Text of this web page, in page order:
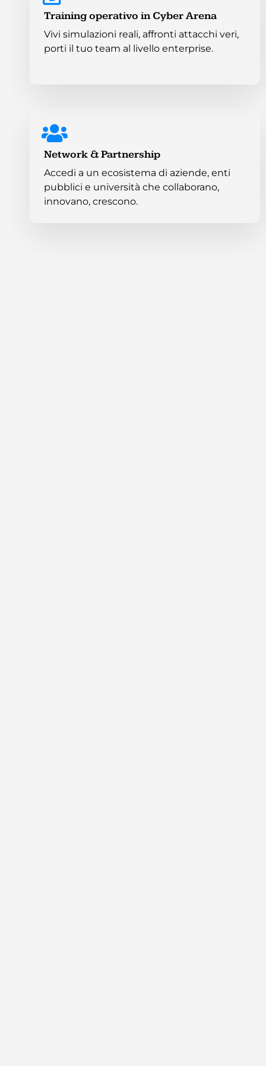
Training operativo in Cyber Arena
Vivi simulazioni reali, affronti attacchi veri,
porti il tuo team al livello enterprise.
Network & Partnership
Accedi a un ecosistema di aziende, enti
pubblici e università che collaborano,
innovano, crescono.